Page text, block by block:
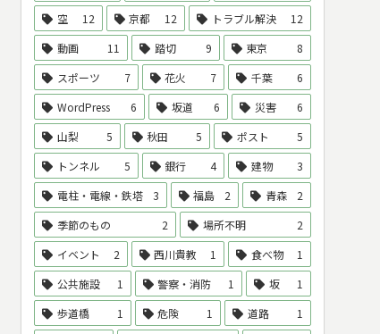
空
12 京都 12 トラブル解決
12
動画
11 踏切 9 東京
8
スポーツ
7 花火 7 千葉
6
WordPress
6 坂道 6 災害
6
山梨
5 秋田 5 ポスト
5
トンネル
5 銀行 4 建物
3
電柱・電線・鉄塔
3 福島 2 青森
2
季節のもの
2 場所不明
2
イベント
2 西川貴教 1 食べ物
1
公共施設
1 警察・消防 1 坂
1
歩道橋
1 危険 1 道路
1